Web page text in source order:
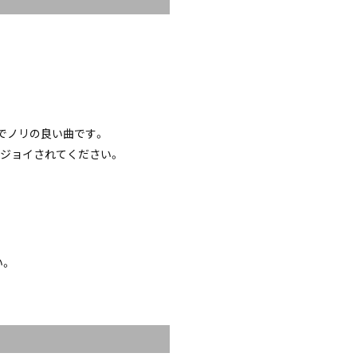
リの良い曲です。
ョイされてください。